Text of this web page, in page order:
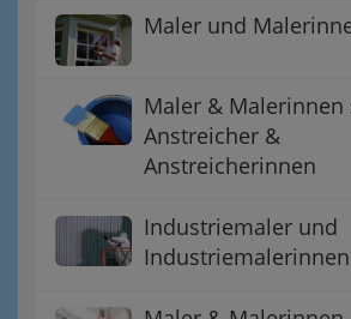
Maler und
Maler & Malerinnen
Anstreicher &
Anstreicherinnen
Industriemaler und
Industriemalerinnen